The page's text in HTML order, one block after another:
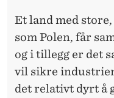
Et land med
som Polen, får
og i tillegg er det
vil sikre
det relativt dyrt å